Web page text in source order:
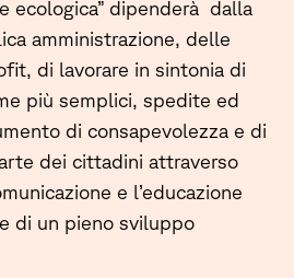
ecologica” dipenderà dalla
amministrazione, delle
di lavorare in sintonia di
più semplici, spedite ed
di consapevolezza e di
dei cittadini attraverso
e l’educazione
di un pieno sviluppo